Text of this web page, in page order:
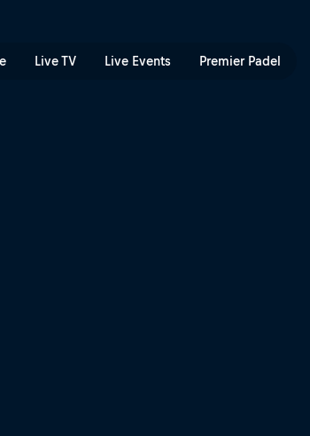
Live TV Live Events Premier Padel
tohle nejpěknější